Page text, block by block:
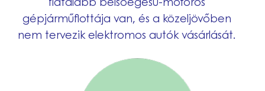
gépjárműflottája van, és a közeljövőben
nem tervezik elektromos autók vásárlását.